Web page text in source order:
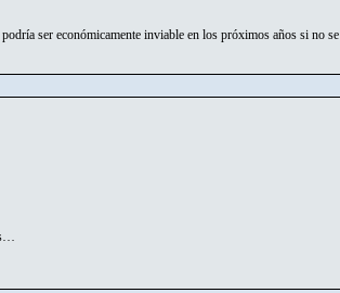
ser económicamente inviable en los próximos años si no se